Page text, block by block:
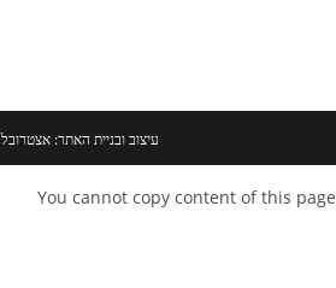
עיצוב ובניית האתר: אצטרובל
You cannot copy content of this page